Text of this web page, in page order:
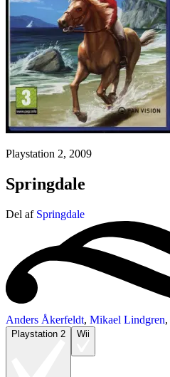
Playstation 2, 2009
Springdale
Del af Springdale
Anders Åkerfeldt, Mikael Lindgren,
Playstation 2 Wii